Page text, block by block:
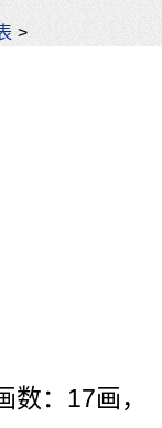
>
数：17画，